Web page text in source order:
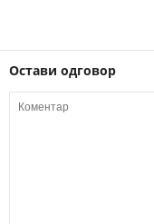
Остави одговор